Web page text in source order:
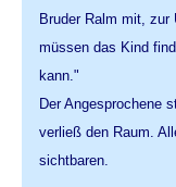
Bruder Ralm mit,
müssen das Kind
kann."
Der Angesprochene
verließ den Raum.
sichtbaren.